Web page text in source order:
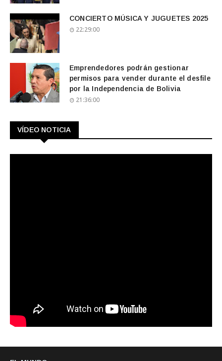
CONCIERTO MÚSICA Y JUGUETES 2025
22:29:00
Emprendedores podrán gestionar
permisos para vender durante el desfile
por la Independencia de Bolivia
21:36:00
VÍDEO NOTICIA